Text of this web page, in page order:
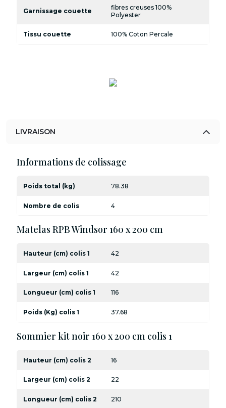
Garnissage couette
fibres creuses 100%
Polyester
Tissu couette 100% Coton Percale
LIVRAISON
Informations de colissage
Poids total (kg) 78.38
Nombre de colis 4
Matelas RPB Windsor 160 x 200 cm
Hauteur (cm) colis 1 42
Largeur (cm) colis 1 42
Longueur (cm) colis 1 116
Poids (Kg) colis 1 37.68
Sommier kit noir 160 x 200 cm colis 1
Hauteur (cm) colis 2 16
Largeur (cm) colis 2 22
Longueur (cm) colis 2 210